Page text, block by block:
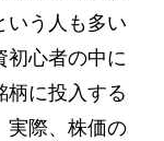
いう人も多い
初心者の中に
柄に投入する
実際、株価の